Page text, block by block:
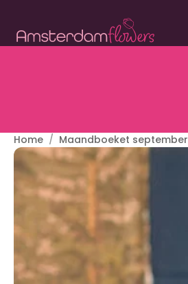
Home Maandboeket september